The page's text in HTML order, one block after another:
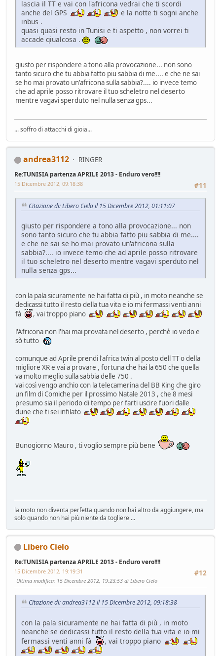
lascia il TT e vai con l'africona vedrai che ti scordi
anche del GPS
e la notte ti sogni anche
inbus .
quasi quasi resto in Tunisi e ti aspetto , non vorrei ti
accade qiualcosa .
giusto per rispondere a tono alla provocazione... non sono
tanto sicuro che tu abbia fatto piu sabbia di me.... e che ne sai
se ho mai provato un'africona sulla sabbia?.... io invece temo
che ad aprile posso ritrovare il tuo scheletro nel deserto
mentre vagavi sperduto nel nulla senza gps...
... soffro di attacchi di gioia...
andrea3112 RINGER
Re:TUNISIA partenza APRILE 2013 - Enduro vero!!!!
#11
15 Dicembre 2012, 09:18:38
Citazione di: Libero Cielo il 15 Dicembre 2012, 01:11:07
giusto per rispondere a tono alla provocazione... non
sono tanto sicuro che tu abbia fatto piu sabbia di me....
e che ne sai se ho mai provato un'africona sulla
sabbia?.... io invece temo che ad aprile posso ritrovare
il tuo scheletro nel deserto mentre vagavi sperduto nel
nulla senza gps...
con la pala sicuramente ne hai fatta di più , in moto neanche se
dedicassi tutto il resto della tua vita e io mi fermassi venti anni
fà
, vai troppo piano
l'Africona non l'hai mai provata nel deserto , perchè io vedo e
sò tutto
comunque ad Aprile prendi l'africa twin al posto dell TT o della
migliore XR e vai a provare , fortuna che hai la 650 che quella
va molto meglio sulla sabbia delle 750 .
vai così vengo anchio con la telecamerina del BB King che giro
un film di Comiche per il prossimo Natale 2013 , che 8 mesi
presumo sia il periodo di tempo per farti uscire fuori dalle
dune che ti sei infilato
Bunogiorno Mauro , ti voglio sempre più bene
la moto non diventa perfetta quando non hai altro da aggiungere, ma
solo quando non hai più niente da togliere ...
Libero Cielo
Re:TUNISIA partenza APRILE 2013 - Enduro vero!!!!
#12
15 Dicembre 2012, 19:19:31
Ultima modifica: 15 Dicembre 2012, 19:23:53 di Libero Cielo
Citazione di: andrea3112 il 15 Dicembre 2012, 09:18:38
con la pala sicuramente ne hai fatta di più , in moto
neanche se dedicassi tutto il resto della tua vita e io mi
fermassi venti anni fà
, vai troppo piano